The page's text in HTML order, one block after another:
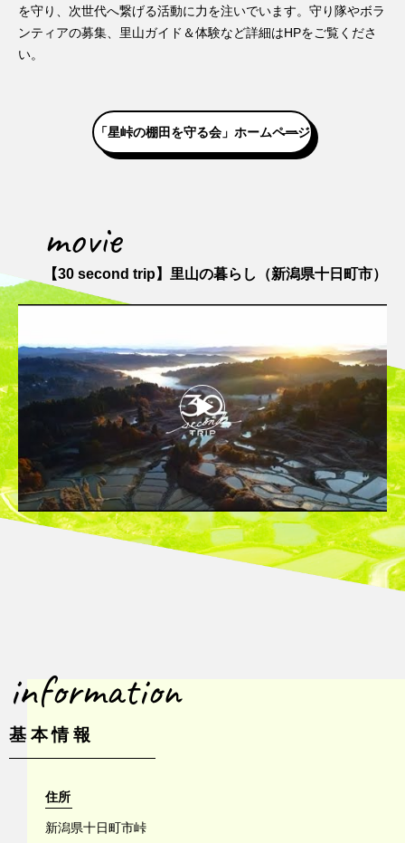
を守り、次世代へ繋げる活動に力を注いでいます。守り隊やボラ
ンティアの募集、里山ガイド＆体験など詳細はHPをご覧くださ
い。
「星峠の棚田を守る会」ホームページ
movie
【30 second trip】里山の暮らし（新潟県十日町市）
information
基本情報
住所
新潟県十日町市峠